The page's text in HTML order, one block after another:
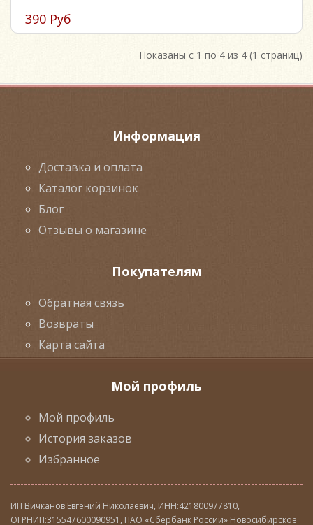
390 Руб
Показаны с 1 по 4 из 4 (1 страниц)
Информация
Доставка и оплата
Каталог корзинок
Блог
Отзывы о магазине
Покупателям
Обратная связь
Возвраты
Карта сайта
Мой профиль
Мой профиль
История заказов
Избранное
ИП Вичканов Евгений Николаевич, ИНН:421800977810,
ОГРНИП:315547600090951, ПАО «Сбербанк России» Новосибирское